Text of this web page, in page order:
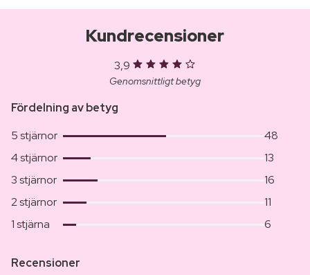
Kundrecensioner
3,9
Genomsnittligt betyg
Fördelning av betyg
5 stjärnor
48
4 stjärnor
13
3 stjärnor
16
2 stjärnor
11
1 stjärna
6
Recensioner